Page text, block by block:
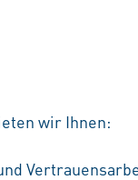
wir Ihnen: